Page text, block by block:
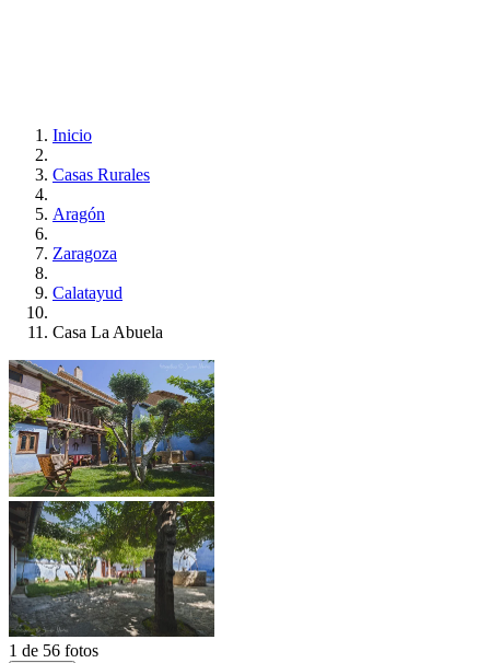
Inicio
Casas Rurales
Aragón
Zaragoza
Calatayud
Casa La Abuela
1 de 56 fotos